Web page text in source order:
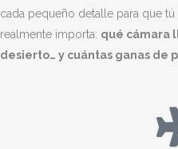
cada pequeño detalle para que
realmente importa: qué cámara
desierto… y cuántas ganas de